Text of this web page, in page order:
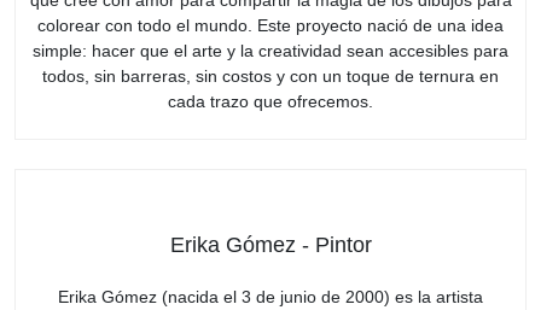
colorear con todo el mundo. Este proyecto nació de una idea
simple: hacer que el arte y la creatividad sean accesibles para
todos, sin barreras, sin costos y con un toque de ternura en
cada trazo que ofrecemos.
Erika Gómez - Pintor
Erika Gómez (nacida el 3 de junio de 2000) es la artista